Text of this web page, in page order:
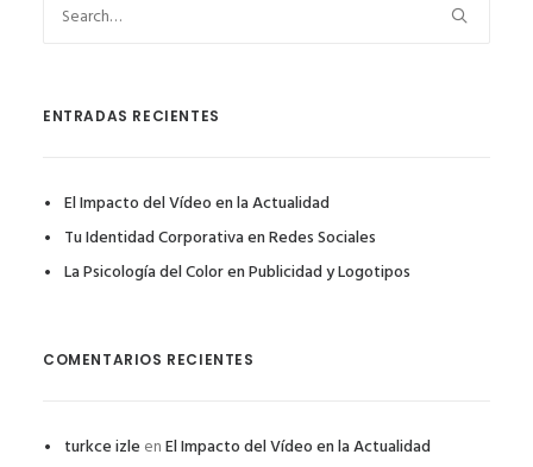
ENTRADAS RECIENTES
El Impacto del Vídeo en la Actualidad
Tu Identidad Corporativa en Redes Sociales
La Psicología del Color en Publicidad y Logotipos
COMENTARIOS RECIENTES
turkce izle enEl Impacto del Vídeo en la Actualidad